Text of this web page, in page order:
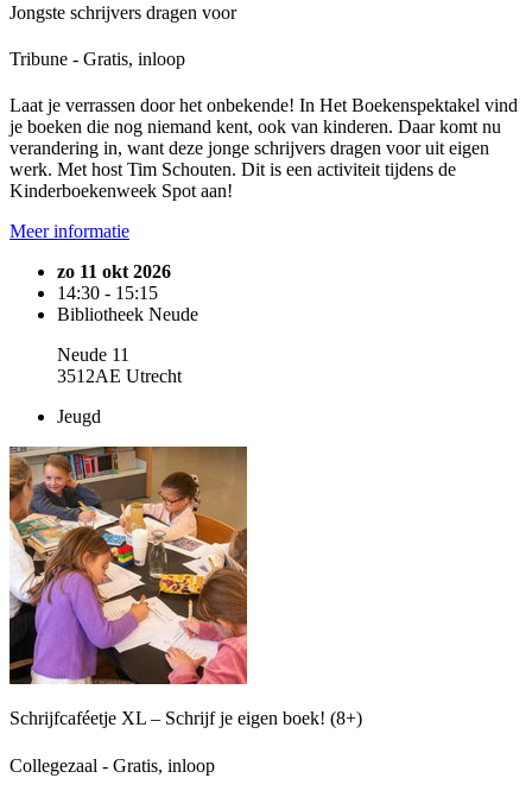
Jongste schrijvers dragen voor
Tribune - Gratis, inloop
Laat je verrassen door het onbekende! In Het Boekenspektakel vind
je boeken die nog niemand kent, ook van kinderen. Daar komt nu
verandering in, want deze jonge schrijvers dragen voor uit eigen
werk. Met host Tim Schouten. Dit is een activiteit tijdens de
Kinderboekenweek Spot aan!
Meer informatie
zo 11 okt 2026
14:30 - 15:15
Bibliotheek Neude
Neude 11
3512AE Utrecht
Jeugd
Schrijfcaféetje XL – Schrijf je eigen boek! (8+)
Collegezaal - Gratis, inloop